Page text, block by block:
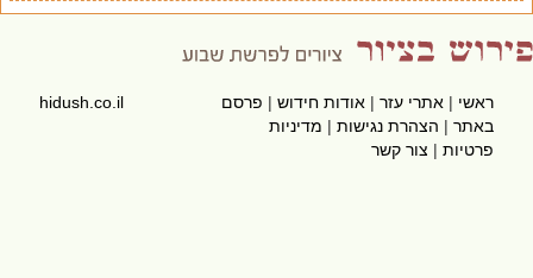
ראשי|אתרי עזר|אודות חידוש|פרסם
באתר|הצהרת נגישות|מדיניות
פרטיות|צור קשר
hidush.co.il